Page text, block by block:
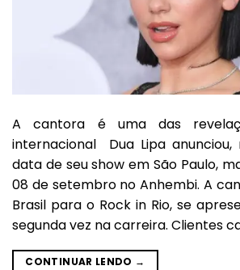
A cantora é uma das
internacional Dua Lipa anunciou,
data de seu show em São Paulo,
08 de setembro no Anhembi. A
Brasil para o Rock in Rio, se
segunda vez na carreira. Clientes
CONTINUAR LENDO →